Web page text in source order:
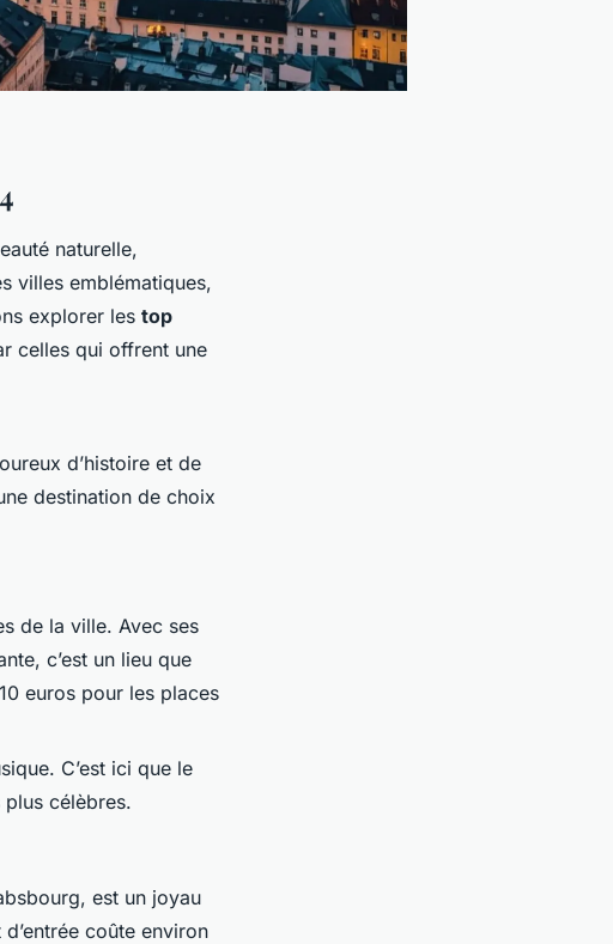
naturelle,
villes emblématiques,
explorer les top
celles qui offrent une
d’histoire et de
destination de choix
de la ville. Avec ses
c’est un lieu que
euros pour les places
C’est ici que le
célèbres.
est un joyau
coûte environ